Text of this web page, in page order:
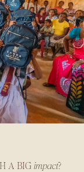
A BIG impact?